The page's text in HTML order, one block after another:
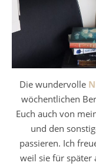
Die wundervolle
wöchentlichen
Euch auch von
und den
passieren. Ich
weil sie für später